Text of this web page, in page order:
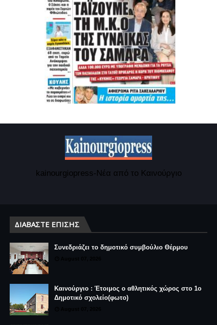
kainourgiopress-Νέα από το Καινούργιο
ΔΙΑΒΆΣΤΕ ΕΠΊΣΗΣ
Συνεδριάζει το δημοτικό συμβούλιο Θέρμου
Καινούργιο : Έτοιμος ο αθλητικός χώρος στο 1ο
Δημοτικό σχολείο(φωτο)